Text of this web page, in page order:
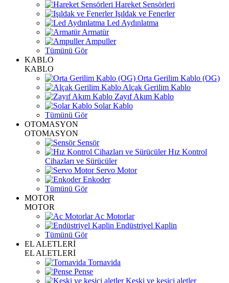
Hareket Sensörleri
Işıldak ve Fenerler
Led Aydınlatma
Armatür
Ampuller
Tümünü Gör
KABLO
KABLO
Orta Gerilim Kablo (OG)
Alçak Gerilim Kablo
Zayıf Akım Kablo
Solar Kablo
Tümünü Gör
OTOMASYON
OTOMASYON
Sensör
Hız Kontrol
Cihazları ve Sürücüler
Servo Motor
Enkoder
Tümünü Gör
MOTOR
MOTOR
Ac Motorlar
Endüstriyel Kaplin
Tümünü Gör
EL ALETLERİ
EL ALETLERİ
Tornavida
Pense
Keski ve kesici aletler